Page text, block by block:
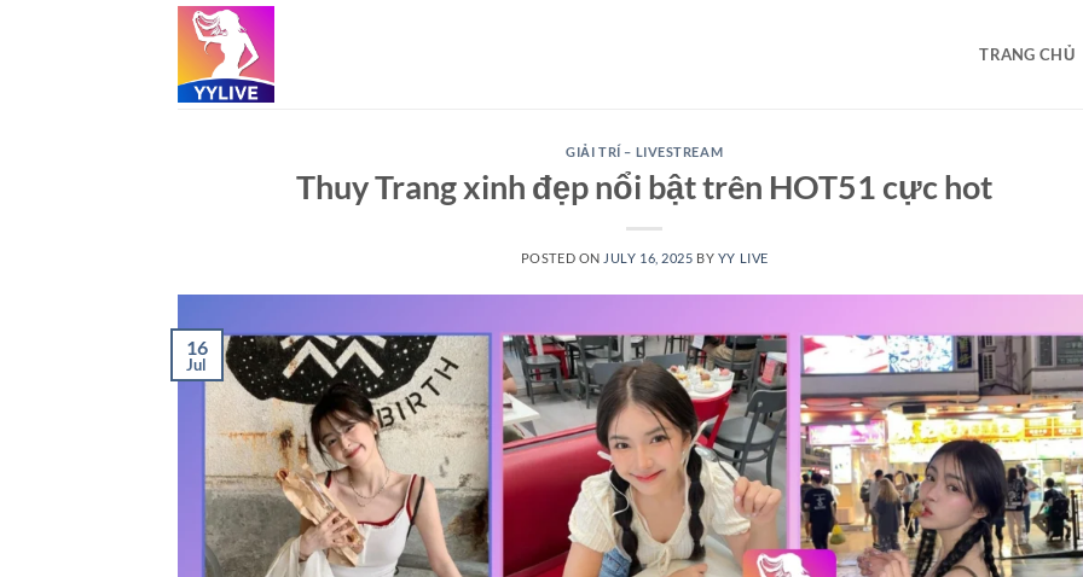
TRANG CHỦ
GIẢI TRÍ – LIVESTREAM
Thuy Trang xinh đẹp nổi bật trên HOT51 cực hot
POSTED ON JULY 16, 2025 BY YY LIVE
16
Jul